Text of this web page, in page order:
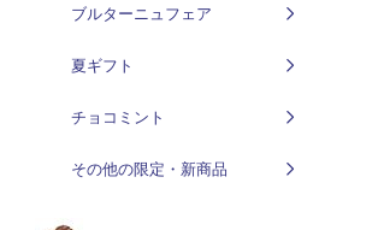
ブルターニュフェア
夏ギフト
チョコミント
その他の限定・新商品